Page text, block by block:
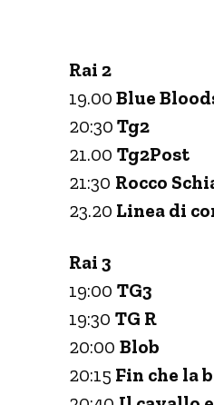
Rai 2
19.00 Blue
20:30 Tg2
21.00 Tg2Post
21:30 Rocco
23.20 Linea di
Rai 3
19:00 TG3
19:30 TG R
20:00 Blob
20:15 Fin che la